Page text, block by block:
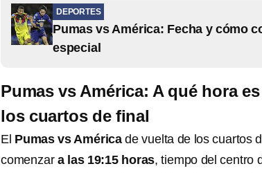
DEPORTES
Pumas vs América: Fecha y cómo
especial
Pumas vs América: A qué hora
los cuartos de final
El Pumas vs Américade vuelta de los cuartos
comenzar a las 19:15 horas, tiempo del centro